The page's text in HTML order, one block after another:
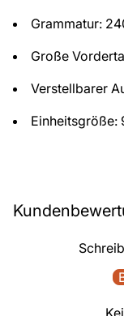
Grammatur:
Große
Verstellbarer
Einheitsgröße: